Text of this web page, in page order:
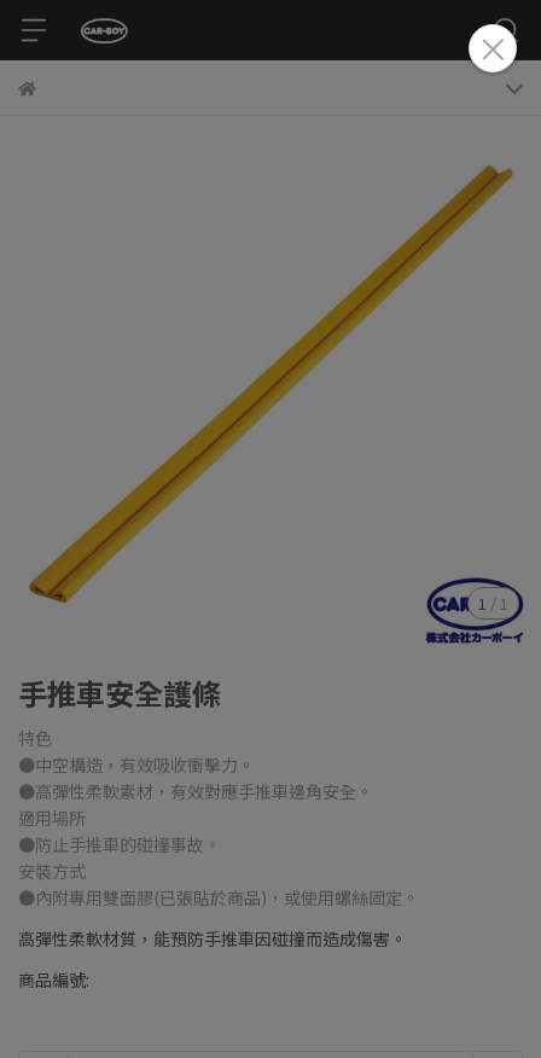
1 / 1
手推車安全護條
特色
●中空構造，有效吸收衝擊力。
●高彈性柔軟素材，有效對應手推車邊角安全。
適用場所
●防止手推車的碰撞事故。
安裝方式
●內附專用雙面膠(已張貼於商品)，或使用螺絲固定。
高彈性柔軟材質，能預防手推車因碰撞而造成傷害。
商品編號: